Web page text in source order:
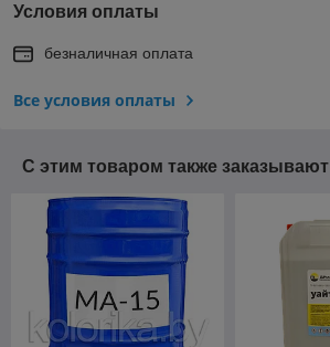
Условия оплаты
безналичная оплата
Все условия оплаты
С этим товаром также заказывают